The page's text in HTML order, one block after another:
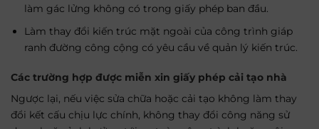
làm gác lửng không có trong giấy phép ban đầu.
Làm thay đổi kiến trúc mặt ngoài của công trình giáp
ranh đường công cộng có yêu cầu về quản lý kiến trúc.
Các trường hợp được miễn xin giấy phép cải tạo nhà
Ngược lại, nếu việc sửa chữa hoặc cải tạo không làm thay
đổi kết cấu chịu lực chính, không thay đổi công năng sử